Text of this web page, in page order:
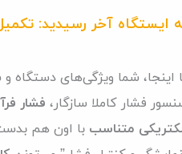
ایستگاه آخر رسیدید:
اینجا، شما ویژگی‌های دستگاه
فشار کاملا سازگار، فشار
متناسب با اون هم بدست